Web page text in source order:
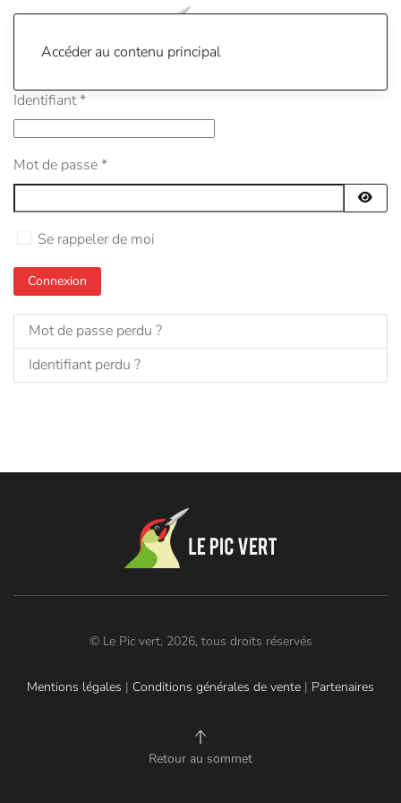
Accéder au contenu principal
Identifiant*
Mot de passe*
Se rappeler de moi
Connexion
Mot de passe perdu ?
Identifiant perdu ?
© Le Pic vert, 2026, tous droits réservés
Mentions légales | Conditions générales de vente | Partenaires
Retour au sommet